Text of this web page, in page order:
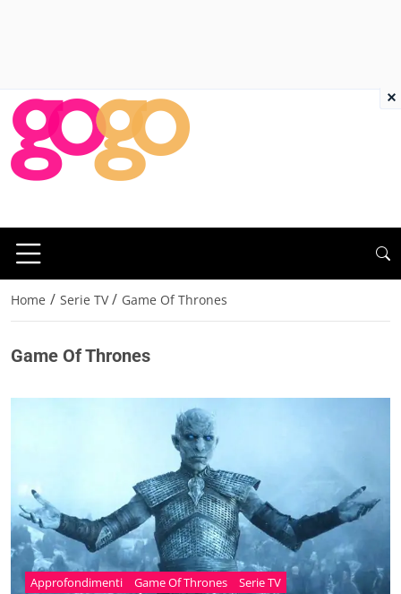
Home / Serie TV / Game Of Thrones
Game Of Thrones
Approfondimenti Game Of Thrones Serie TV
×